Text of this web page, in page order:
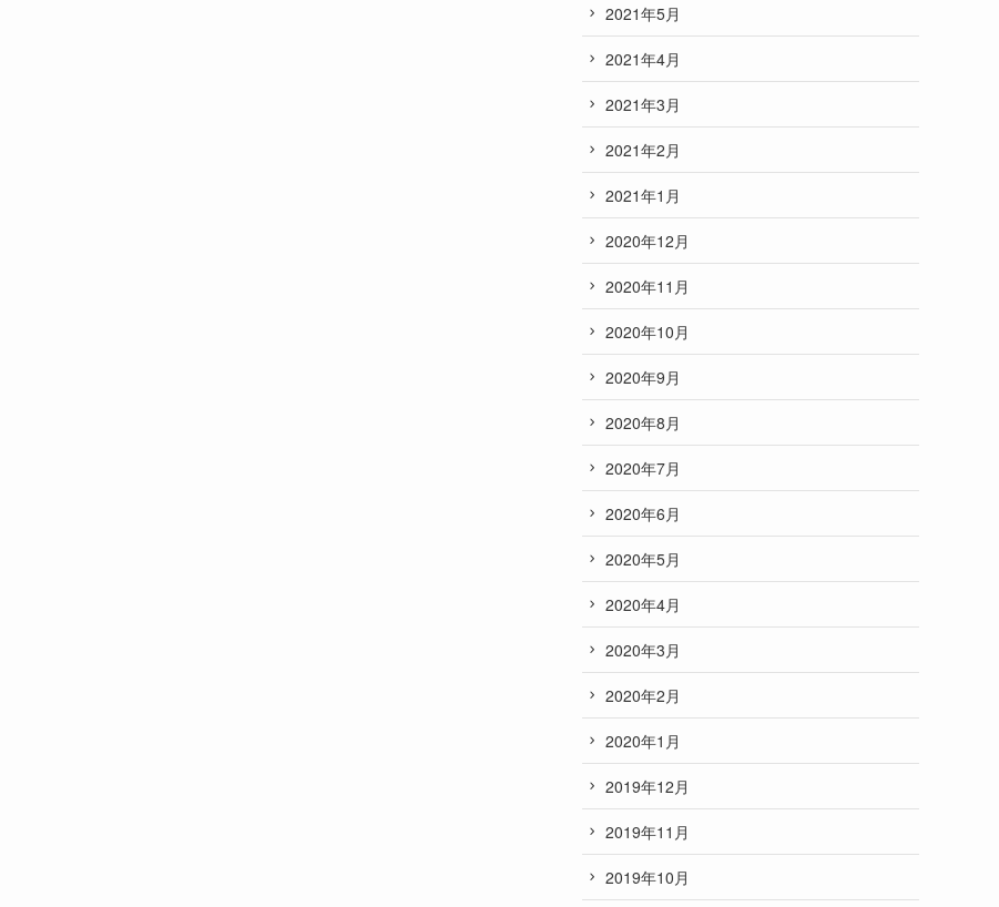
2021年5月
2021年4月
2021年3月
2021年2月
2021年1月
2020年12月
2020年11月
2020年10月
2020年9月
2020年8月
2020年7月
2020年6月
2020年5月
2020年4月
2020年3月
2020年2月
2020年1月
2019年12月
2019年11月
2019年10月